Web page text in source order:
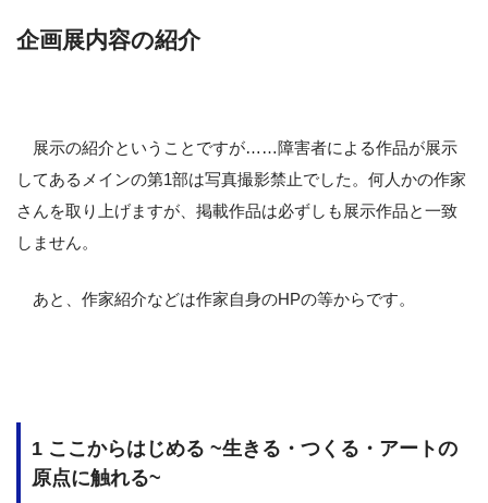
かなり辛辣な言い方になりますが、
もあったりして、悪い言い方をすれば「子どもの落書き」の
ようなもの。
ゃあ、
どうして評価されるのかと言えば、「コンセプ
ら誰でも描けるんじゃね？」なんて思いますが、彼女が評価
される理由の1つは「幼少期の強迫障害による幻覚が苦しかっ
企画展内容の紹介
展示の紹介ということですが……障害者による作品が展示
してあるメインの第1部は写真撮影禁止でした。何人かの作家
さんを取り上げますが、掲載作品は必ずしも展示作品と一致
しません。
あと、作家紹介などは作家自身のHPの等からです。
1 ここからはじめる ~生きる・つくる・アートの
原点に触れる~